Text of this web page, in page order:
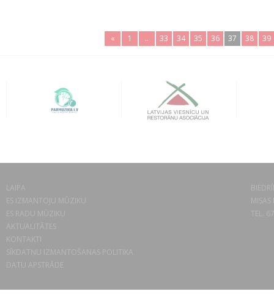
« 1 .. 33 34 35 36 37 38 39
LAIPA
ES IZMANTOJU MŪZIKU
ES RADU MŪZIKU
AKTUALITĀTES
KONTAKTI
SĪKDATŅU IZMANTOŠANAS POLITIKA
DATU APSTRĀDE
TEL.